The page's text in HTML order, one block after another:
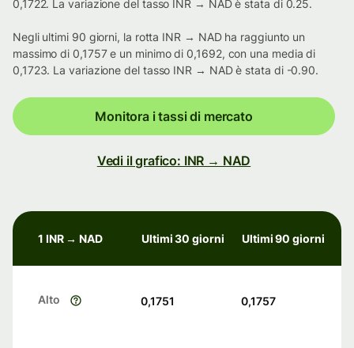
0,1722. La variazione del tasso INR → NAD è stata di 0.25.
Negli ultimi 90 giorni, la rotta INR → NAD ha raggiunto un
massimo di 0,1757 e un minimo di 0,1692, con una media di
0,1723. La variazione del tasso INR → NAD è stata di -0.90.
Monitora i tassi di mercato
Vedi il grafico: INR → NAD
1 INR → NAD Ultimi 30 giorni Ultimi 90 giorni
Alto 0,1751 0,1757